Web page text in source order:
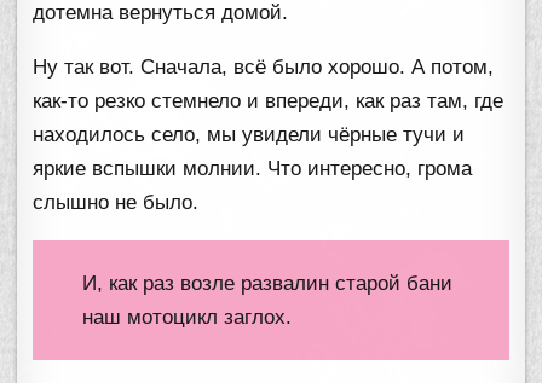
дотемна вернуться домой.
Ну так вот. Сначала, всё было хорошо. А потом,
как-то резко стемнело и впереди, как раз там, где
находилось село, мы увидели чёрные тучи и
яркие вспышки молнии. Что интересно, грома
слышно не было.
И, как раз возле развалин старой бани
наш мотоцикл заглох.